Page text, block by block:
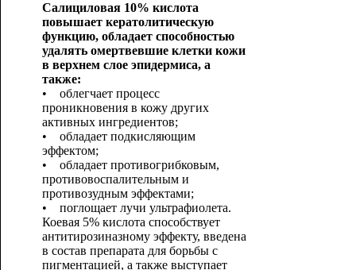
Салициловая 10% кислота
повышает кератолитическую
функцию, обладает способностью
удалять омертвевшие клетки кожи
в верхнем слое эпидермиса, а
также:
• облегчает процесс
проникновения в кожу других
активных ингредиентов;
• обладает подкисляющим
эффектом;
• обладает противогрибковым,
противовоспалительным и
противозудным эффектами;
• поглощает лучи ультрафиолета.
Коевая 5% кислота способствует
антитирозиназному эффекту, введена
в состав препарата для борьбы с
пигментацией, а также выступает